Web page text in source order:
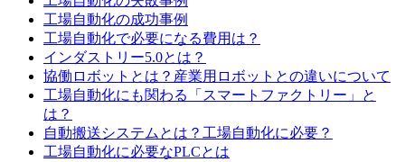
工場自動化の成功事例
工場自動化で必要になる費用は？
インダストリー5.0とは？
協働ロボットとは？産業用ロボットとの違いについて
工場自動化にも関わる「スマートファクトリー」と
は？
自動搬送システムとは？工場自動化に必要？
工場自動化に必要なPLCとは